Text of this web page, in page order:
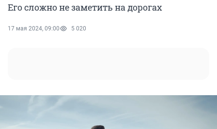
Его сложно не заметить на дорогах
17 мая 2024, 09:00 5 020